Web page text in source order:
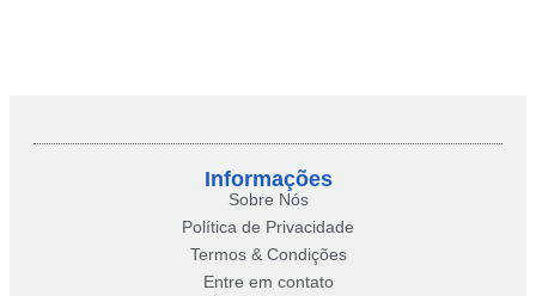
Informações
Sobre Nós
Política de Privacidade
Termos & Condições
Entre em contato